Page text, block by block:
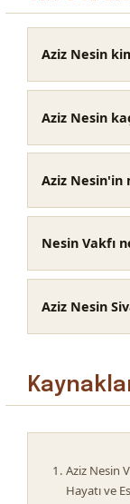
Aziz Nesin
Aziz Nesin
Aziz Nesin'in
Nesin Vakfı
Aziz Nesin
Aziz Nesin
Hayatı ve